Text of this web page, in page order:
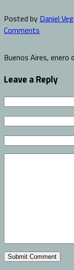
Posted by Daniel
Comments
Buenos Aires, enero
Leave a Reply